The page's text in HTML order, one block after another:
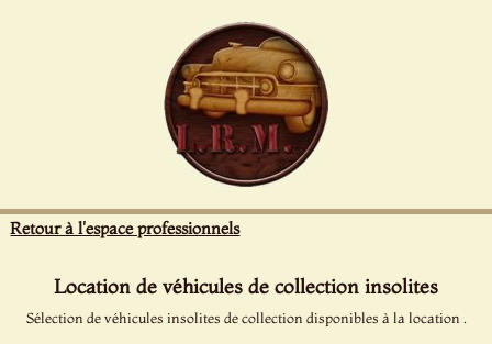
Retour à l'espace professionnels
Location de véhicules de collection insolites
Sélection de véhicules insolites de collection disponibles à la location .